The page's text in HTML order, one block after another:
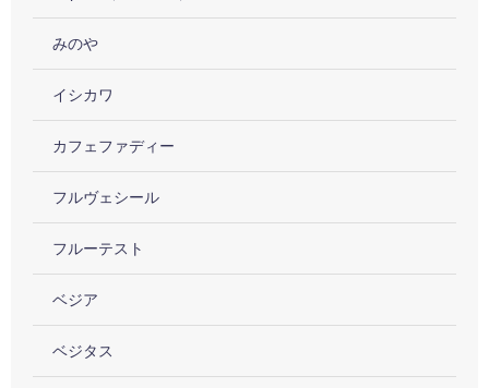
みのや
イシカワ
カフェファディー
フルヴェシール
フルーテスト
ベジア
ベジタス